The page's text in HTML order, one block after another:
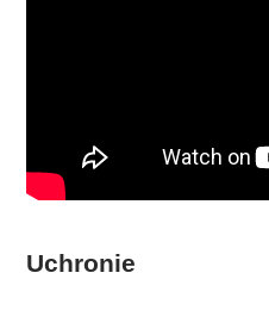
Uchronie